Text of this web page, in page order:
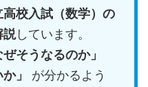
高校入試（数学）の
説しています。
ぜそうなるのか」
」
が分かるよう